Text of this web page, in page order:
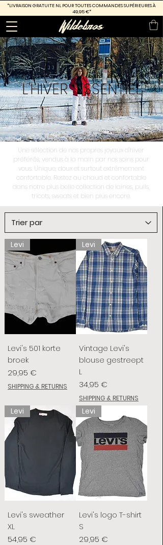
*LIVRAISON GRATUITE NL POUR TOUTES COMMANDES SUPÉRIEURES À
49,95 €*
L'HIVER ESSENTIEL
Une sélection de nos propres joyaux d'hiver
préférés, vendus à la main par nos soins pour
vous. Unique, doux et surtout extrêmement
confortable. Restez au chaud et confortable
dans notre plus belle collection de laines, pulls,
tricots, sweats et bien plus encore.
Levi
Levi's 501 korte
broek
Prix
29,95 €
SHIPPING & RETURNS
Levi
Vintage Levi's
blouse gestreept
L
Prix
34,95 €
SHIPPING & RETURNS
Levi
Levi's sweather
XL
Prix
54,95 €
Levi
Levi's logo T-shirt
S
Prix
29,95 €